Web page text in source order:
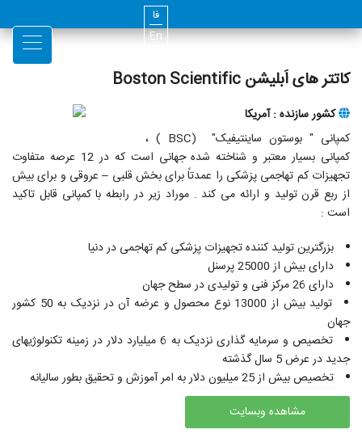
فا
En
کاتتر های اَبلیشن Boston Scientific
کشور سازنده : آمریکا
کمپانی " بوستون ساینتیفیک" (BSC ) ،
کمپانی بسیار معتبر و شناخته شده جهانی است که در 12 عرصه متفاوت
تجهیزات کم تهاجمی پزشکی را عمدتاً برای بخش قلبی – عروقی و برای بیش
از ربع قرن تولید و ارائه می کند . موراد زیر در رابطه با کمپانی قابل تاکید
است :
بزرگترین تولید کننده تجهیزات پزشکی کم تهاجمی در دنیا
دارای بیش از 25000 پرسنل
دارای 26 مرکز فنی و تولیدی در سطح جهان
تولید بیش از 13000 نوع محصول و عرضه آن در نزدیک به 50 کشور
جهان
تخصیص و سرمایه گذاری نزدیک به 6 میلیارد دلار در زمینه تکنولوژیهای
جدید در عرض 5 سال گذشته
تخصیص بیش از 25 میلیون دلار به امر آموزش و تحقیق بطور سالیانه
مشاهده وبسایت